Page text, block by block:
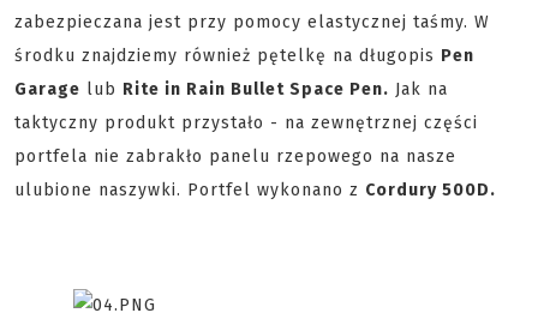
zabezpieczana jest przy pomocy elastycznej taśmy. W
środku znajdziemy również pętelkę na długopis Pen
Garage lub Rite in Rain Bullet Space Pen. Jak na
taktyczny produkt przystało - na zewnętrznej części
portfela nie zabrakło panelu rzepowego na nasze
ulubione naszywki. Portfel wykonano z Cordury 500D.